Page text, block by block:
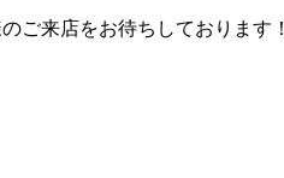
ご来店をお待ちしております！